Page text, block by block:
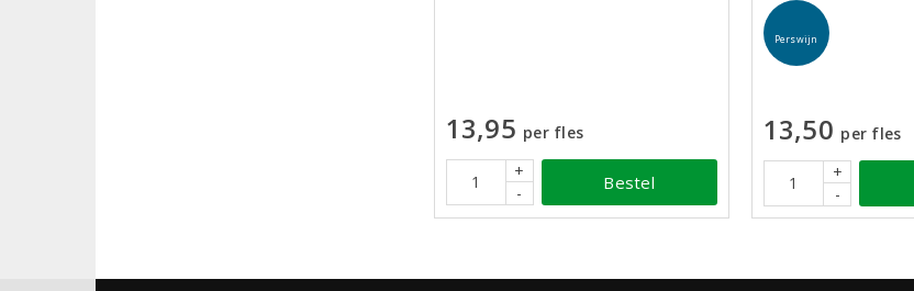
13,95 per fles
+
-
Bestel
Perswijn
13,50 per fles
+
-